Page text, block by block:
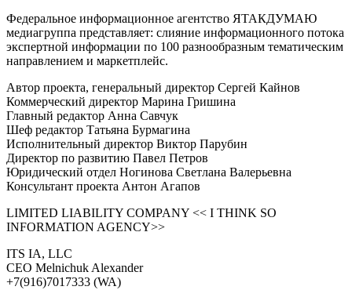
Федеральное информационное агентство ЯТАКДУМАЮ
медиагруппа представляет: слияние информационного потока
экспертной информации по 100 разнообразным тематическим
направлением и маркетплейс.
Автор проекта, генеральный директор Сергей Кайнов
Коммерческий директор Марина Гришина
Главный редактор Анна Савчук
Шеф редактор Татьяна Бурмагина
Исполнительный директор Виктор Парубин
Директор по развитию Павел Петров
Юридический отдел Ногинова Светлана Валерьевна
Консультант проекта Антон Агапов
LIMITED LIABILITY COMPANY << I THINK SO
INFORMATION AGENCY>>
ITS IA, LLC
CEO Melnichuk Alexander
+7(916)7017333 (WA)